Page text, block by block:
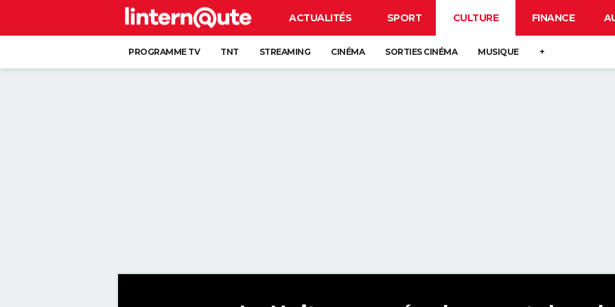
ACTUALITÉS SPORT CULTURE FINANCE
PROGRAMME TV TNT STREAMING CINÉMA SORTIES CINÉMA MUSIQUE +